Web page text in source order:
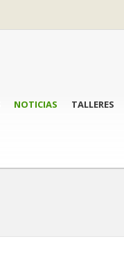
NOTICIAS TALLERES